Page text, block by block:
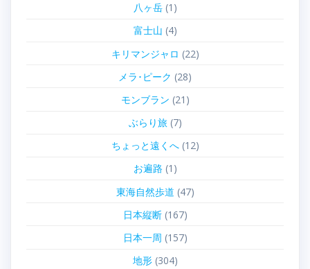
八ヶ岳(1)
富士山 (4)
キリマンジャロ (22)
メラ･ピーク (28)
モンブラン (21)
ぶらり旅(7)
ちょっと遠くへ(12)
お遍路 (1)
東海自然歩道 (47)
日本縦断(167)
日本一周 (157)
地形(304)